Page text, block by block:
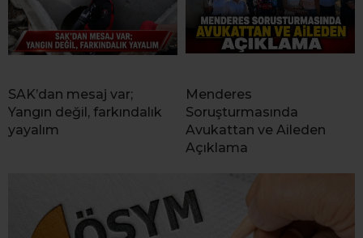
SAK’dan mesaj var;
Yangın değil, farkındalık
yayalım
Menderes
Soruşturmasında
Avukattan ve Aileden
Açıklama